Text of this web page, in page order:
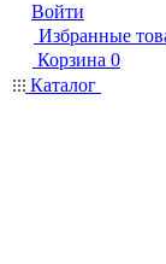
Войти
Избранные
Корзина 0
Каталог